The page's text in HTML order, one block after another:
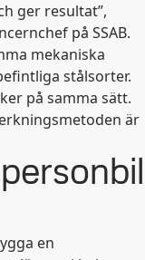
ger resultat”,
på SSAB.
mekaniska
stålsorter.
på samma sätt.
är
en